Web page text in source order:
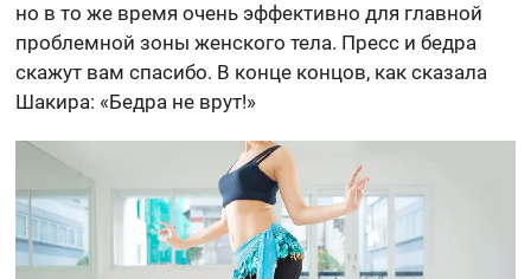
но в то же время очень эффективно для главной
проблемной зоны женского тела. Пресс и бедра
скажут вам спасибо. В конце концов, как сказала
Шакира: «Бедра не врут!»